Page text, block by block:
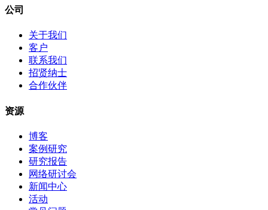
公司
关于我们
客户
联系我们
招贤纳士
合作伙伴
资源
博客
案例研究
研究报告
网络研讨会
新闻中心
活动